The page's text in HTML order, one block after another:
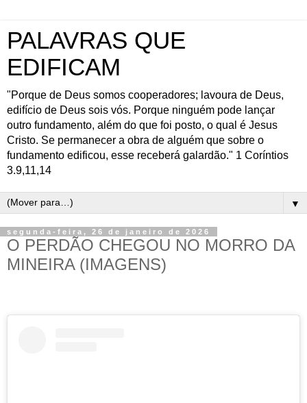
PALAVRAS QUE
EDIFICAM
"Porque de Deus somos cooperadores; lavoura de Deus,
edifício de Deus sois vós. Porque ninguém pode lançar
outro fundamento, além do que foi posto, o qual é Jesus
Cristo. Se permanecer a obra de alguém que sobre o
fundamento edificou, esse receberá galardão." 1 Coríntios
3.9,11,14
▼
segunda-feira, 26 de janeiro de 2026
O PERDÃO CHEGOU NO MORRO DA
MINEIRA (IMAGENS)